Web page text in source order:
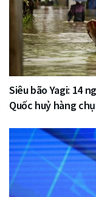
Siêu bão Yagi: 14
Quốc huỷ hàng